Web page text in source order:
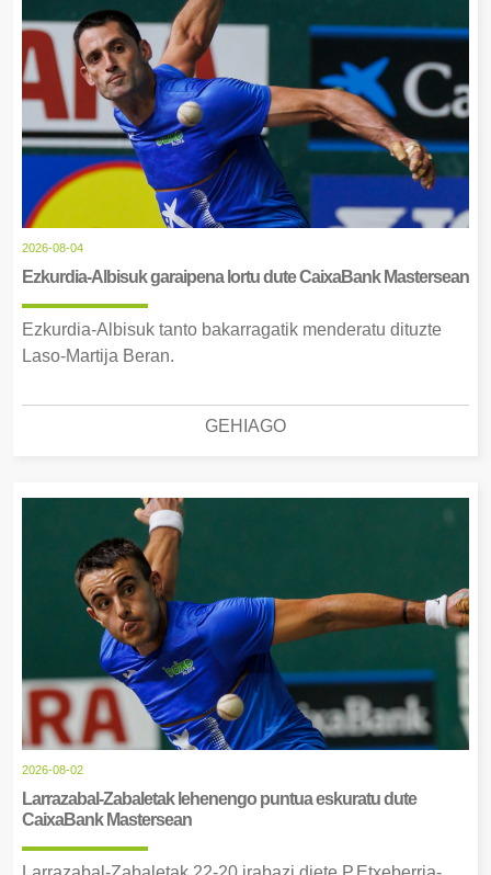
2026-08-04
Ezkurdia-Albisuk garaipena lortu dute CaixaBank Mastersean
Ezkurdia-Albisuk tanto bakarragatik menderatu dituzte
Laso-Martija Beran.
GEHIAGO
2026-08-02
Larrazabal-Zabaletak lehenengo puntua eskuratu dute
CaixaBank Mastersean